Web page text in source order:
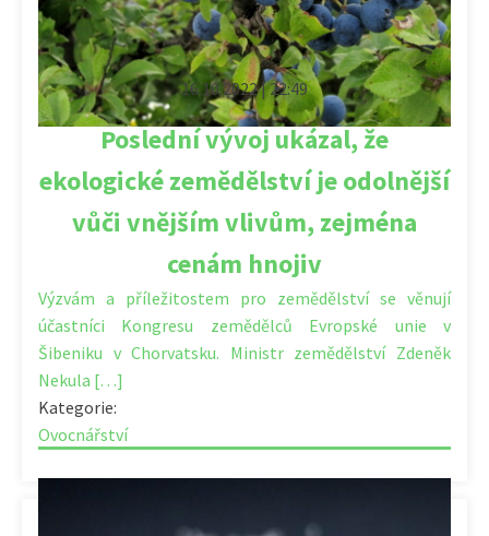
16.10.2022 | 22:49
Poslední vývoj ukázal, že
ekologické zemědělství je odolnější
vůči vnějším vlivům, zejména
cenám hnojiv
Výzvám a příležitostem pro zemědělství se věnují
účastníci Kongresu zemědělců Evropské unie v
Šibeniku v Chorvatsku. Ministr zemědělství Zdeněk
Nekula […]
Kategorie:
Ovocnářství